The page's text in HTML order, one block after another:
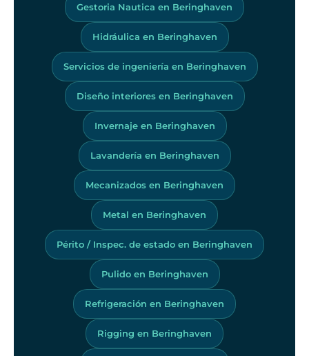
Gestoria Nautica en Beringhaven
Hidráulica en Beringhaven
Servicios de ingeniería en Beringhaven
Diseño interiores en Beringhaven
Invernaje en Beringhaven
Lavandería en Beringhaven
Mecanizados en Beringhaven
Metal en Beringhaven
Périto / Inspec. de estado en Beringhaven
Pulido en Beringhaven
Refrigeración en Beringhaven
Rigging en Beringhaven